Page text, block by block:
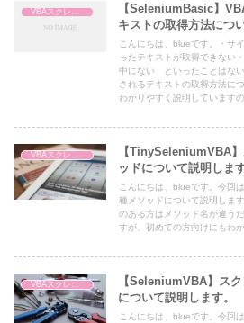
【SeleniumBasic】
キストの取得方法につ
こんにちは、blueです。・サ
ったテキストが取得できない
中にない といったことはな
されるテキストの取得方法に
わかりやすく説明しています
【TinySeleniumVBA
ッドについて説明します
こんにちは、blueです。今回
種メソッドについて説明しま
のある方はメソッド名が違う
すが、初めての方向けにもわ
【SeleniumVBA】ス
について説明します。
こんにちは、blueです。今回